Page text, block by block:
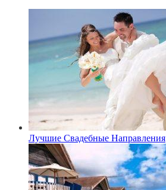
Лучшие Свадебные Направления